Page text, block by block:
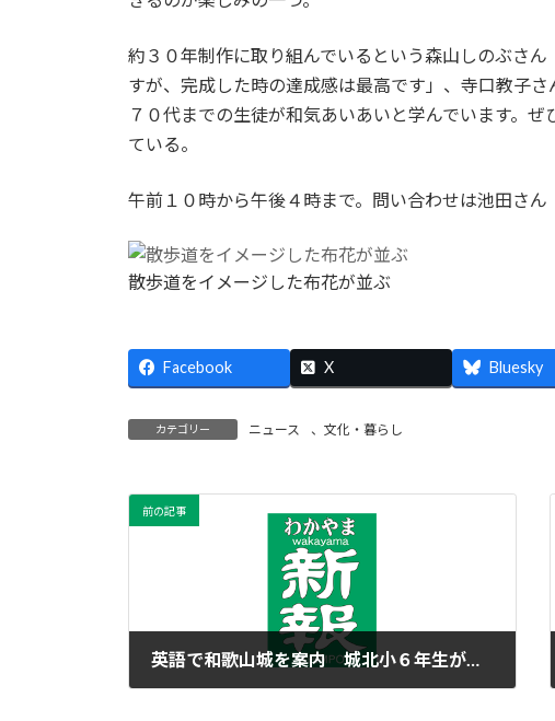
約３０年制作に取り組んでいるという森山しのぶさ
すが、完成した時の達成感は最高です」、寺口教子
７０代までの生徒が和気あいあいと学んでいます。
ている。
午前１０時から午後４時まで。問い合わせは池田さ
散歩道をイメージした布花が並ぶ
Facebook X Bluesky
カテゴリー ニュース 、 文化・暮らし
前の記事